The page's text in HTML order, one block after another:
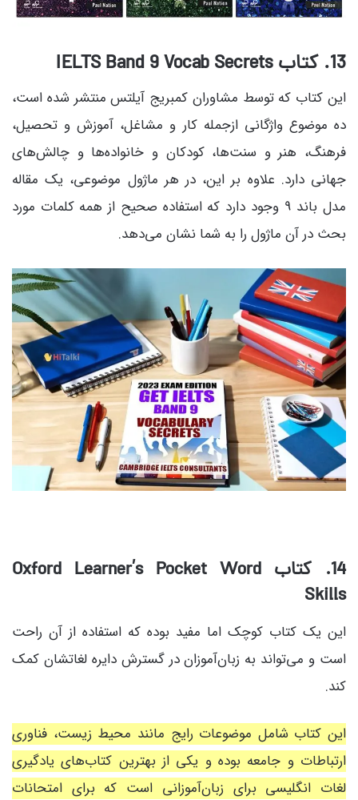
13. کتاب IELTS Band 9 Vocab Secrets
این کتاب که توسط مشاوران کمبریج آیلتس منتشر شده است،
ده موضوع واژگانی ازجمله کار و مشاغل، آموزش و تحصیل،
فرهنگ، هنر و سنت‌ها، کودکان و خانواده‌ها و چالش‌های
جهانی دارد. علاوه بر این، در هر ماژول موضوعی، یک مقاله
مدل باند 9 وجود دارد که استفاده صحیح از همه کلمات مورد
بحث در آن ماژول را به شما نشان می‌دهد.
14. کتاب Oxford Learner’s Pocket Word
Skills
این یک کتاب کوچک اما مفید بوده که استفاده از آن راحت
است و می‌تواند به زبان‌آموزان در گسترش دایره لغاتشان کمک
کند.
این کتاب شامل موضوعات رایج مانند محیط زیست، فناوری
ارتباطات و جامعه بوده و یکی از بهترین کتاب‌های یادگیری
لغات انگلیسی برای زبان‌آموزانی است که برای امتحانات